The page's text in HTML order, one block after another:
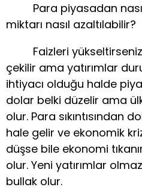
Para piyasadan nasıl
miktarı nasıl azaltılabilir?
Faizleri
çekilir ama yatırımlar
ihtiyacı olduğu halde
dolar belki düzelir ama
olur. Para sıkıntısından
hale gelir ve ekonomik
düşse bile ekonomi
olur. Yeni yatırımlar
bullak olur.